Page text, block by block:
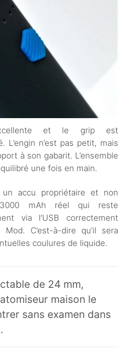
et le grip est
L’engin n’est pas petit, mais
à son gabarit. L’ensemble
une fois en main.
un accu propriétaire et non
3000 mAh réel qui reste
via l’USB correctement
C’est-à-dire qu’il sera
coulures de liquide.
de 24 mm,
maison le
sans examen dans